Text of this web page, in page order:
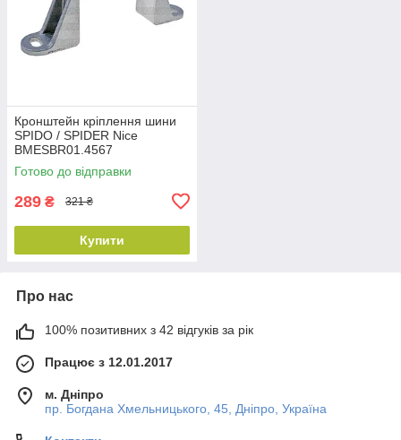
Кронштейн кріплення шини
SPIDO / SPIDER Nice
BMESBR01.4567
Готово до відправки
289 ₴ 321 ₴
Купити
Про нас
100% позитивних з 42 відгуків за рік
Працює з 12.01.2017
м. Дніпро
пр. Богдана Хмельницького, 45, Дніпро, Україна